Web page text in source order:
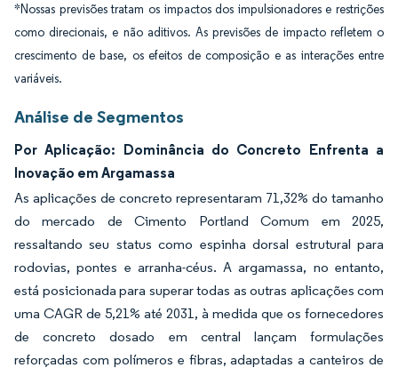
*Nossas previsões tratam os impactos dos impulsionadores e restrições
como direcionais, e não aditivos. As previsões de impacto refletem o
crescimento de base, os efeitos de composição e as interações entre
variáveis.
Análise de Segmentos
Por Aplicação: Dominância do Concreto Enfrenta a
Inovação em Argamassa
As aplicações de concreto representaram 71,32% do tamanho
do mercado de Cimento Portland Comum em 2025,
ressaltando seu status como espinha dorsal estrutural para
rodovias, pontes e arranha-céus. A argamassa, no entanto,
está posicionada para superar todas as outras aplicações com
uma CAGR de 5,21% até 2031, à medida que os fornecedores
de concreto dosado em central lançam formulações
reforçadas com polímeros e fibras, adaptadas a canteiros de